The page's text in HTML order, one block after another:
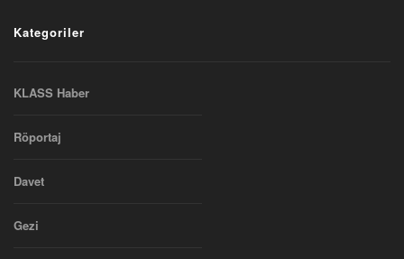
Kategoriler
KLASS Haber
Röportaj
Davet
Gezi